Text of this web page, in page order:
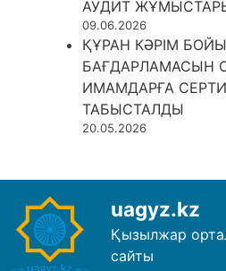
АУДИТ ЖҰМЫСТАРЫ
09.06.2026
ҚҰРАН КӘРІМ
БАҒДАРЛАМАСЫН
ИМАМДАРҒА
ТАБЫСТАЛДЫ
20.05.2026
uagyz.kz
Қызылжар
сайты